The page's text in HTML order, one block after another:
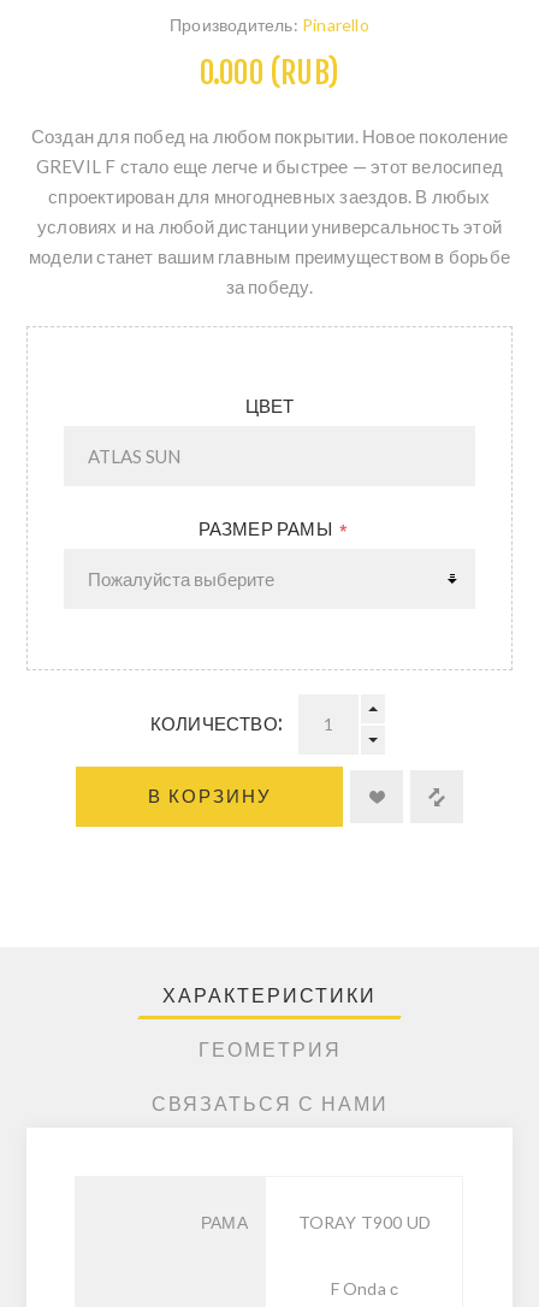
Производитель: Pinarello
0.000 (RUB)
Создан для побед на любом покрытии. Новое поколение
GREVIL F стало еще легче и быстрее — этот велосипед
спроектирован для многодневных заездов. В любых
условиях и на любой дистанции универсальность этой
модели станет вашим главным преимуществом в борьбе
за победу.
ЦВЕТ
РАЗМЕР РАМЫ *
КОЛИЧЕСТВО:
В КОРЗИНУ
ХАРАКТЕРИСТИКИ
ГЕОМЕТРИЯ
СВЯЗАТЬСЯ С НАМИ
РАМА TORAY T900 UD
F Onda с